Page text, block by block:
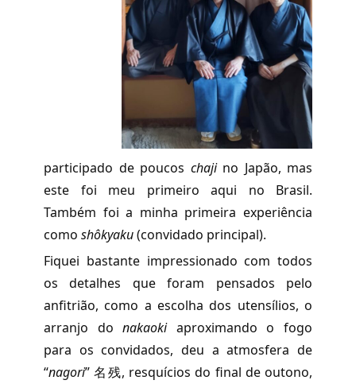
participado de poucos chajino Japão, mas
este foi meu primeiro aqui no Brasil.
Também foi a minha primeira experiência
como shôkyaku(convidado principal).
Fiquei bastante impressionado com todos
os detalhes que foram pensados pelo
anfitrião, como a escolha dos utensílios, o
arranjo donakaokiaproximando o fogo
para os convidados, deu a atmosfera de
“nagori” 名残, resquícios do final de outono,